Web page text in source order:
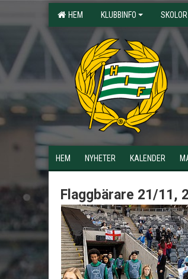
HEM KLUBBINFO SKOLOR
HEM NYHETER KALENDER
Flaggbärare 21/11,